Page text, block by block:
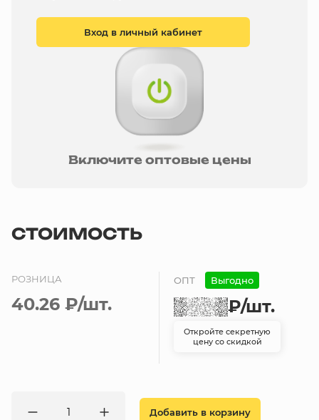
Вход в личный кабинет
Включите оптовые цены
СТОИМОСТЬ
РОЗНИЦА
40.26 ₽/шт.
ОПТ Выгодно
₽/шт.
Откройте секретную
цену со скидкой
Добавить в корзину